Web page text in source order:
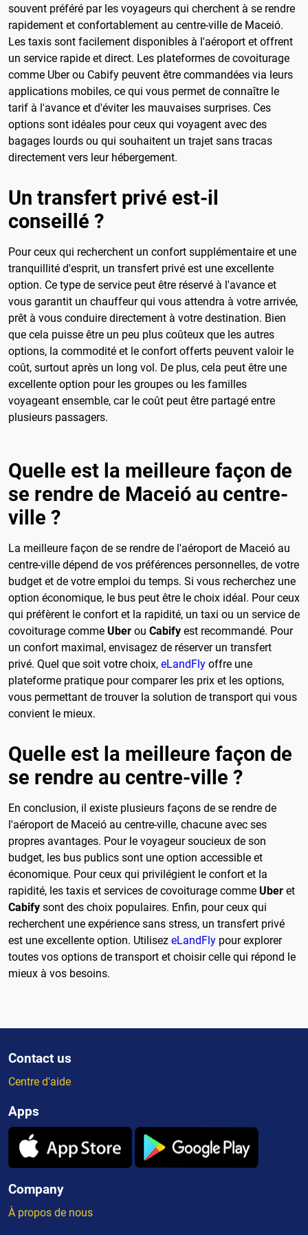
souvent préféré par les voyageurs qui cherchent à se rendre
rapidement et confortablement au centre-ville de Maceió.
Les taxis sont facilement disponibles à l'aéroport et offrent
un service rapide et direct. Les plateformes de covoiturage
comme Uber ou Cabify peuvent être commandées via leurs
applications mobiles, ce qui vous permet de connaître le
tarif à l'avance et d'éviter les mauvaises surprises. Ces
options sont idéales pour ceux qui voyagent avec des
bagages lourds ou qui souhaitent un trajet sans tracas
directement vers leur hébergement.
Un transfert privé est-il
conseillé ?
Pour ceux qui recherchent un confort supplémentaire et une
tranquillité d'esprit, un transfert privé est une excellente
option. Ce type de service peut être réservé à l'avance et
vous garantit un chauffeur qui vous attendra à votre arrivée,
prêt à vous conduire directement à votre destination. Bien
que cela puisse être un peu plus coûteux que les autres
options, la commodité et le confort offerts peuvent valoir le
coût, surtout après un long vol. De plus, cela peut être une
excellente option pour les groupes ou les familles
voyageant ensemble, car le coût peut être partagé entre
plusieurs passagers.
Quelle est la meilleure façon de
se rendre de Maceió au centre-
ville ?
La meilleure façon de se rendre de l'aéroport de Maceió au
centre-ville dépend de vos préférences personnelles, de votre
budget et de votre emploi du temps. Si vous recherchez une
option économique, le bus peut être le choix idéal. Pour ceux
qui préfèrent le confort et la rapidité, un taxi ou un service de
covoiturage comme Uber ou Cabify est recommandé. Pour
un confort maximal, envisagez de réserver un transfert
privé. Quel que soit votre choix, eLandFly offre une
plateforme pratique pour comparer les prix et les options,
vous permettant de trouver la solution de transport qui vous
convient le mieux.
Quelle est la meilleure façon de
se rendre au centre-ville ?
En conclusion, il existe plusieurs façons de se rendre de
l'aéroport de Maceió au centre-ville, chacune avec ses
propres avantages. Pour le voyageur soucieux de son
budget, les bus publics sont une option accessible et
économique. Pour ceux qui privilégient le confort et la
rapidité, les taxis et services de covoiturage comme Uber et
Cabify sont des choix populaires. Enfin, pour ceux qui
recherchent une expérience sans stress, un transfert privé
est une excellente option. Utilisez eLandFly pour explorer
toutes vos options de transport et choisir celle qui répond le
mieux à vos besoins.
Contact us
Centre d'aide
Apps
Company
À propos de nous